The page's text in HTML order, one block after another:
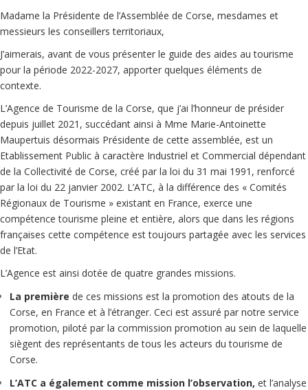
Madame la Présidente de l’Assemblée de Corse, mesdames et
messieurs les conseillers territoriaux,
J’aimerais, avant de vous présenter le guide des aides au tourisme
pour la période 2022-2027, apporter quelques éléments de
contexte.
L’Agence de Tourisme de la Corse, que j’ai l’honneur de présider
depuis juillet 2021, succédant ainsi à Mme Marie-Antoinette
Maupertuis désormais Présidente de cette assemblée, est un
Etablissement Public à caractère Industriel et Commercial dépendant
de la Collectivité de Corse, créé par la loi du 31 mai 1991, renforcé
par la loi du 22 janvier 2002. L’ATC, à la différence des « Comités
Régionaux de Tourisme » existant en France, exerce une
compétence tourisme pleine et entière, alors que dans les régions
françaises cette compétence est toujours partagée avec les services
de l’Etat.
L’Agence est ainsi dotée de quatre grandes missions.
La première de ces missions est la promotion des atouts de la
Corse, en France et à l’étranger. Ceci est assuré par notre service
promotion, piloté par la commission promotion au sein de laquelle
siègent des représentants de tous les acteurs du tourisme de
Corse.
L’ATC a également comme mission l’observation, et l’analyse